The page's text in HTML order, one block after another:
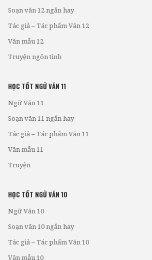
Soạn văn 12 ngắn hay
Tác giả – Tác phẩm Văn 12
Văn mẫu 12
Truyện ngôn tình
HỌC TỐT NGỮ VĂN 11
Ngữ Văn 11
Soạn văn 11 ngắn hay
Tác giả – Tác phẩm Văn 11
Văn mẫu 11
Truyện
HỌC TỐT NGỮ VĂN 10
Ngữ Văn 10
Soạn văn 10 ngắn hay
Tác giả – Tác phẩm Văn 10
Văn mẫu 10